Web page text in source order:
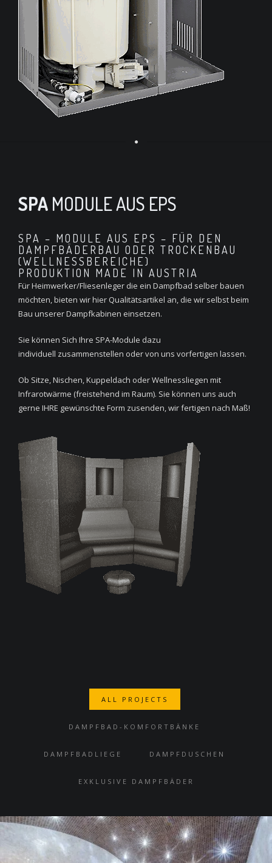
SPA MODULE AUS EPS
SPA – MODULE AUS EPS – FÜR DEN
DAMPFBÄDERBAU ODER TROCKENBAU
(WELLNESSBEREICHE)
PRODUKTION MADE IN AUSTRIA
Für Heimwerker/Fliesenleger die ein Dampfbad selber bauen
möchten, bieten wir hier Qualitätsartikel an, die wir selbst beim
Bau unserer Dampfkabinen einsetzen.
Sie können Sich Ihre SPA-Module dazu
individuell zusammenstellen oder von uns vorfertigen lassen.
Ob Sitze, Nischen, Kuppeldach oder Wellnessliegen mit
Infrarotwärme (freistehend im Raum). Sie können uns auch
gerne IHRE gewünschte Form zusenden, wir fertigen nach Maß!
ALL PROJECTS
DAMPFBAD-KOMFORTBÄNKE
DAMPFBADLIEGE DAMPFDUSCHEN
EXKLUSIVE DAMPFBÄDER